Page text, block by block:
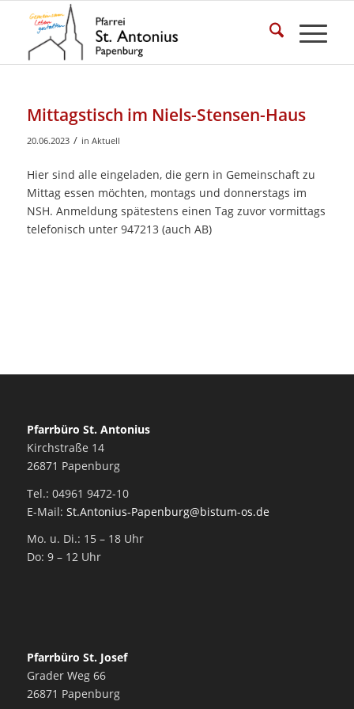
Mittagstisch im Niels-Stensen-Haus
20.06.2023 / in Aktuell
Hier sind alle eingeladen, die gern in Gemeinschaft zu
Mittag essen möchten, montags und donnerstags im
NSH. Anmeldung spätestens einen Tag zuvor vormittags
telefonisch unter 947213 (auch AB)
Pfarrbüro St. Antonius
Kirchstraße 14
26871 Papenburg
Tel.: 04961 9472-10
E-Mail: St.Antonius-Papenburg@bistum-os.de
Mo. u. Di.: 15 – 18 Uhr
Do: 9 – 12 Uhr
Pfarrbüro St. Josef
Grader Weg 66
26871 Papenburg